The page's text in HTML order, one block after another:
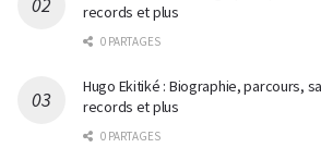
records et plus
0 PARTAGES
Hugo Ekitiké : Biographie, parcours,
records et plus
0 PARTAGES